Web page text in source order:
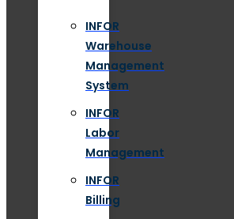
INFOR
Warehouse
Management
System
INFOR
Labor
Management
INFOR
Billing